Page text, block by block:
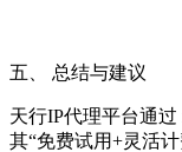
五、 总结与建议
天行IP代理平台通过
其“免费试用+灵活